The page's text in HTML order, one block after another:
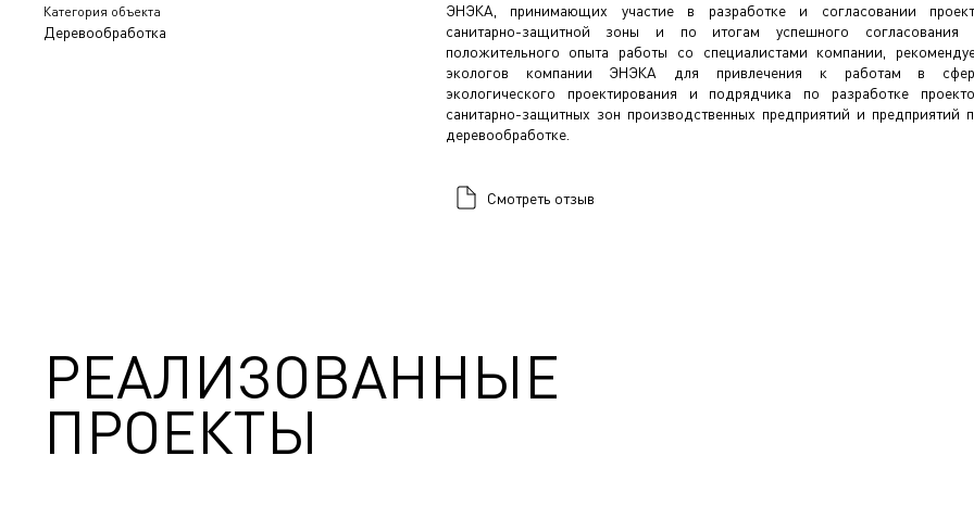
Категория объекта
Деревообработка
ЭНЭКА, принимающих участие в разработке и согласовании
санитарно-защитной зоны и по итогам успешного согласования
положительного опыта работы со специалистами компании,
экологов компании ЭНЭКА для привлечения к работам в
экологического проектирования и подрядчика по разработке
санитарно-защитных зон производственных предприятий и предприятий
деревообработке.
Смотреть отзыв
РЕАЛИЗОВАННЫЕ
ПРОЕКТЫ